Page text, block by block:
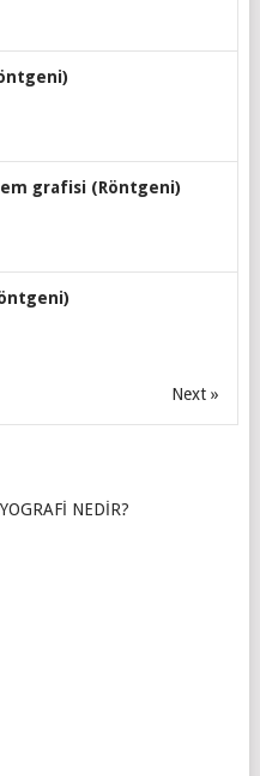
grafisi (Röntgeni)
Next »
NEDİR?